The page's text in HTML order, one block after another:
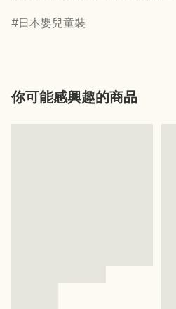
日本嬰兒童裝
你可能感興趣的商品